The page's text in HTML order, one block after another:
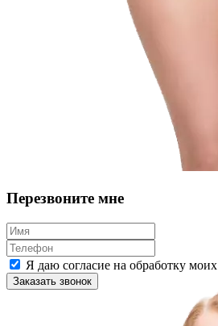
Перезвоните мне
Я даю согласие на обработку моих
Заказать звонок